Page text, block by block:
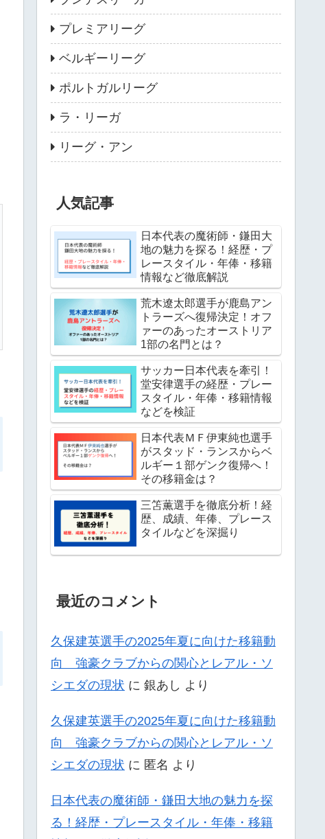
プレミアリーグ
ベルギーリーグ
ポルトガルリーグ
ラ・リーガ
リーグ・アン
人気記事
日本代表の魔術師・鎌田大
地の魅力を探る！経歴・プ
レースタイル・年俸・移籍
情報など徹底解説
荒木遼太郎選手が鹿島アン
トラーズへ復帰決定！オフ
ァーのあったオーストリア
1部の名門とは？
サッカー日本代表を牽引！
堂安律選手の経歴・プレー
スタイル・年俸・移籍情報
などを検証
日本代表ＭＦ伊東純也選手
がスタッド・ランスからベ
ルギー１部ゲンク復帰へ！
その移籍金は？
三笘薫選手を徹底分析！経
歴、成績、年俸、プレース
タイルなどを深掘り
最近のコメント
久保建英選手の2025年夏に向けた移籍動
向 強豪クラブからの関心とレアル・ソ
シエダの現状 に 銀あし より
久保建英選手の2025年夏に向けた移籍動
向 強豪クラブからの関心とレアル・ソ
シエダの現状 に 匿名 より
日本代表の魔術師・鎌田大地の魅力を探
る！経歴・プレースタイル・年俸・移籍